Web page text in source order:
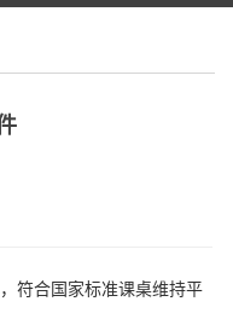
符合国家标准课桌维持平